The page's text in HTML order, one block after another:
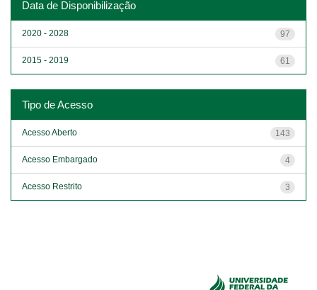
Data de Disponibilização
97
2020 - 2028
61
2015 - 2019
Tipo de Acesso
143
Acesso Aberto
4
Acesso Embargado
3
Acesso Restrito